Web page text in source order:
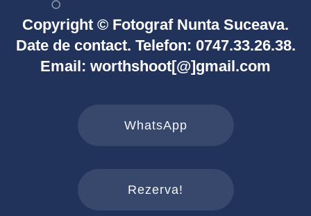
Copyright © Fotograf Nunta Suceava.
Date de contact. Telefon: 0747.33.26.38.
Email: worthshoot[@]gmail.com
WhatsApp
Rezerva!